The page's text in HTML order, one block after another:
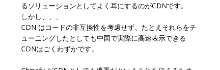
るソリューションとしてよく耳にするのがCDNです。
しかし、、、
CDN はコードの非互換性を考慮せず、たとえそれらをチ
ューニングしたとしても中国で実際に高速表示できる
CDNはごくわずかです。